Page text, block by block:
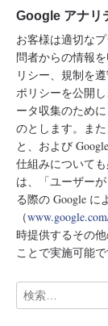
Google アナ
お客様は適切な
問者からの情報
リシー、規制を
ポリシーを公開
ータ収集のため
のとします。ま
と、および
仕組みについて
は、「ユーザー
る際の Google に
（
時提供するその
ことで実施可能で